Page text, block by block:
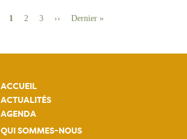
Page
1 Page
2 Page
3
Page
››
Dernière
Dernier »
ACCUEIL
ACTUALITÉS
AGENDA
QUI SOMMES-NOUS